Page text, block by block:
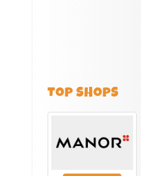
TOP SHOPS